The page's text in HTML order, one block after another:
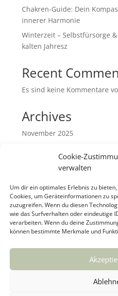
Cookie-
verwalten
Um dir ein optimales Erlebnis zu
Cookies, um Geräteinformationen zu
zuzugreifen. Wenn du diesen
wie das Surfverhalten oder eindeutige
verarbeiten. Wenn du deine
können bestimmte Merkmale und
Chakren-Guide: Dein
innerer Harmonie
Winterzeit – Selbstfürsorge
kalten Jahresz
Recent
Es sind keine Kommentare
Archives
November 2025
Januar 2025
Dezember 2023
September 2023
Juni 2023
Mai 2023
März 2023